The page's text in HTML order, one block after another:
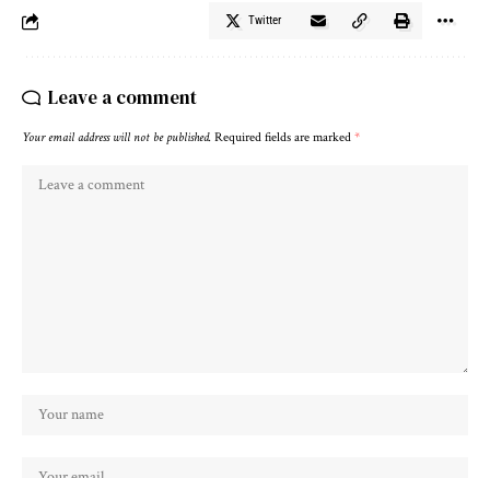
Twitter
Leave a comment
Your email address will not be published. Required fields are marked *